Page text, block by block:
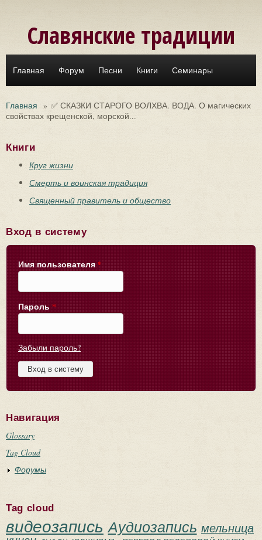
Славянские традиции
Главная Форум Песни Книги Семинары
Главная » ✅ СКАЗКИ СТАРОГО ВОЛХВА. ВОДА. О магических
свойствах крещенской, морской...
Книги
Круг жизни
Смерть и воинская традиция
Священный правитель и общество
Вход в систему
Имя пользователя *
Пароль *
Забыли пароль?
Навигация
Glossary
Tag Cloud
Форумы
Tag cloud
видеозапись Аудиозапись мельница